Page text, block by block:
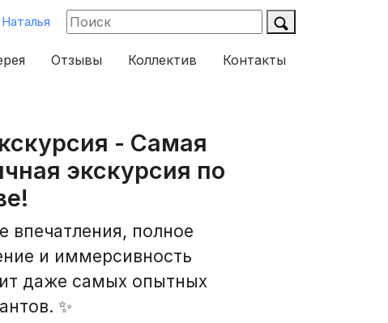
Отзывы Коллектив Контакты
- Самая
экскурсия по
впечатления, полное
и иммерсивность
даже самых опытных
✨